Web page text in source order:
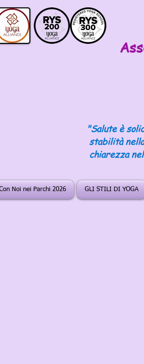
"Salute è
stabilità
chiarezza
Noi nei Parchi 2026 GLI STILI DI YOGA